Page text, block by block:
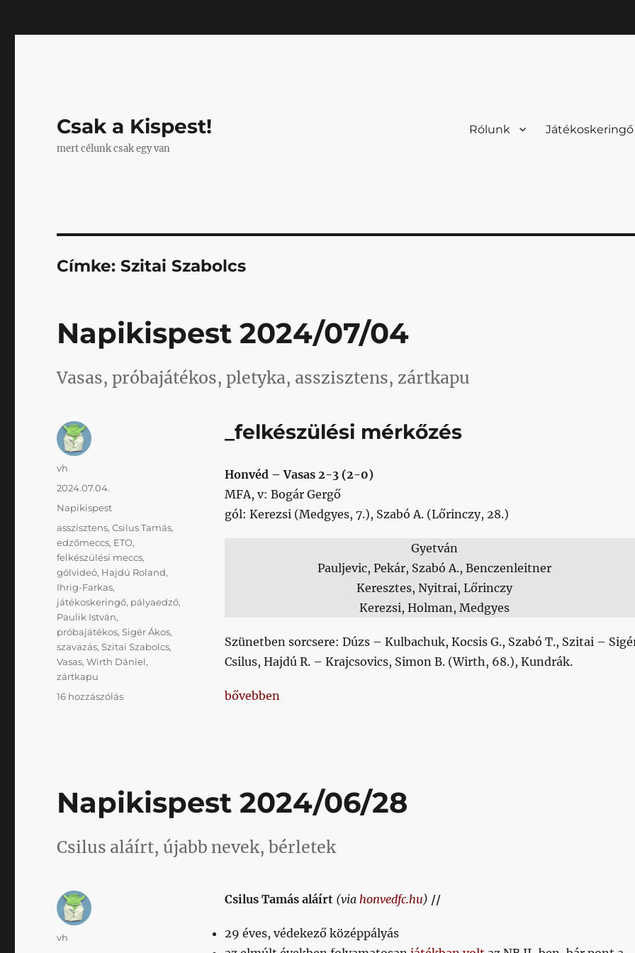
Csak a Kispest!
mert célunk csak egy van
Rólunk Játékoskeringő
Címke:Szitai Szabolcs
Napikispest 2024/07/04
Vasas, próbajátékos, pletyka, asszisztens, zártkapu
_felkészülési mérkőzés
Honvéd – Vasas 2-3 (2-0)
MFA, v: Bogár Gergő
gól: Kerezsi (Medgyes, 7.), Szabó A. (Lőrinczy, 28.)
Gyetván
Pauljevic, Pekár, Szabó A., Benczenleitner
Keresztes, Nyitrai, Lőrinczy
Kerezsi, Holman, Medgyes
Szünetben sorcsere: Dúzs – Kulbachuk, Kocsis G., Szabó T., Szitai –
Csilus, Hajdú R. – Krajcsovics, Simon B. (Wirth, 68.), Kundrák.
„Napikispest 2024/07/04”
bővebben
Szerző
vh
Közzétéve
2024.07.04.
Kategória
Napikispest
Címke
asszisztens,Csilus Tamás,
edzőmeccs, ETO,
felkészülési meccs,
gólvideó, Hajdú Roland,
Ihrig-Farkas,
játékoskeringő, pályaedző,
Paulik István,
próbajátékos,Sigér Ákos,
szavazás,Szitai Szabolcs,
Vasas,Wirth Dániel,
zártkapu
16 hozzászólásNapikispest
Napikispest 2024/06/28
Csilus aláírt, újabb nevek, bérletek
Csilus Tamás aláírt (via honvedfc.hu) //
29 éves, védekező középpályás
Szerző
vh